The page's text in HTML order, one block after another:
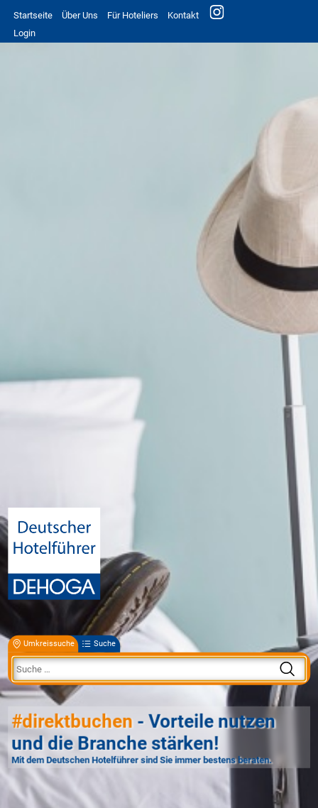
Startseite Über Uns Für Hoteliers
Kontakt
Login
Umkreissuche Suche
#direktbuchen - Vorteile nutzen
und die Branche stärken!
Mit dem Deutschen Hotelführer sind Sie immer bestens beraten.